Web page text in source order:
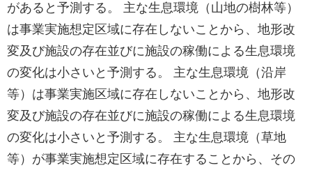
があると予測する。 主な生息環境（山地の樹林等）
は事業実施想定区域に存在しないことから、地形改
変及び施設の存在並びに施設の稼働による生息環境
の変化は小さいと予測する。 主な生息環境（沿岸
等）は事業実施区域に存在しないことから、地形改
変及び施設の存在並びに施設の稼働による生息環境
の変化は小さいと予測する。 主な生息環境（草地
等）が事業実施想定区域に存在することから、その